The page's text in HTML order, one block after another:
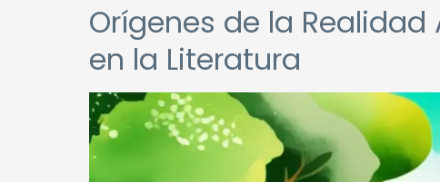
Orígenes de la
en la Literatura